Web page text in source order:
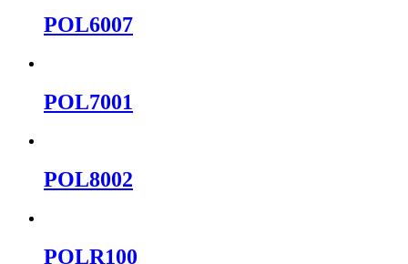
POL6007
POL7001
POL8002
POLR100